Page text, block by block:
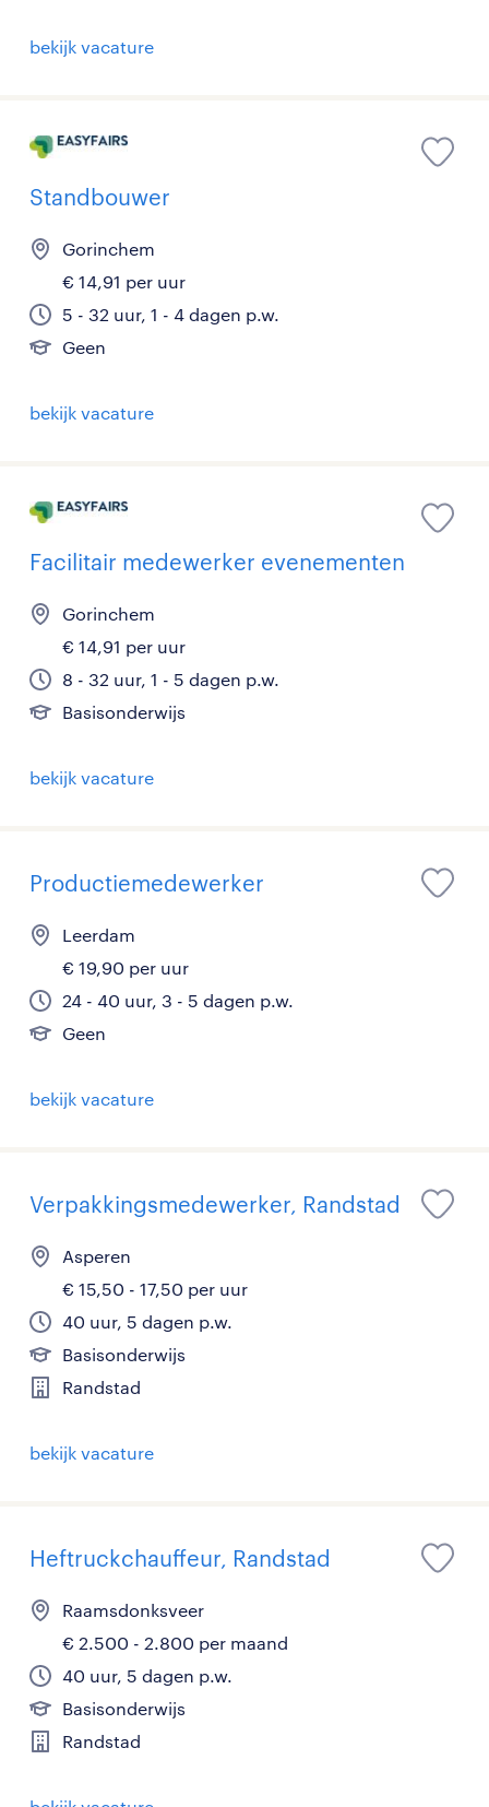
bekijk vacature
Standbouwer
Gorinchem
€ 14,91 per uur
5 - 32 uur, 1 - 4 dagen p.w.
Geen
bekijk vacature
Facilitair medewerker evenementen
Gorinchem
€ 14,91 per uur
8 - 32 uur, 1 - 5 dagen p.w.
Basisonderwijs
bekijk vacature
Productiemedewerker
Leerdam
€ 19,90 per uur
24 - 40 uur, 3 - 5 dagen p.w.
Geen
bekijk vacature
Verpakkingsmedewerker, Randstad
Asperen
€ 15,50 - 17,50 per uur
40 uur, 5 dagen p.w.
Basisonderwijs
Randstad
bekijk vacature
Heftruckchauffeur, Randstad
Raamsdonksveer
€ 2.500 - 2.800 per maand
40 uur, 5 dagen p.w.
Basisonderwijs
Randstad